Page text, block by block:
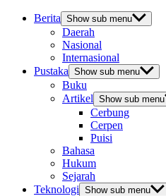
Berita Show sub menu
Daerah
Nasional
Internasional
Pustaka Show sub menu
Buku
Artikel Show sub menu
Cerbung
Cerpen
Puisi
Bahasa
Hukum
Sejarah
Teknologi Show sub menu